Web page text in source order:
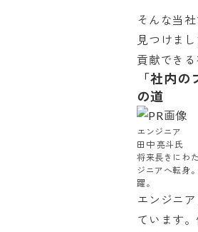
そんな当
見つけま
貢献でき
「社内
の道
エンジニア
田中 亮斗氏
将来長きにわ
ジニアへ転身
躍。
エンジニ
ています